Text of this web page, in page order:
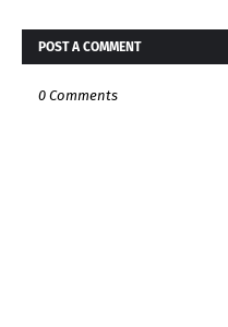
POST A COMMENT
0 Comments